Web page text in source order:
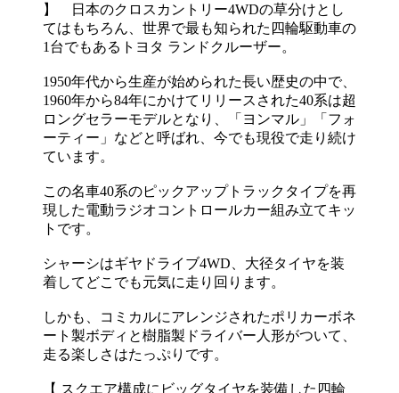
】 日本のクロスカントリー4WDの草分けとし
てはもちろん、世界で最も知られた四輪駆動車の
1台でもあるトヨタ ランドクルーザー。
1950年代から生産が始められた長い歴史の中で、
1960年から84年にかけてリリースされた40系は超
ロングセラーモデルとなり、「ヨンマル」「フォ
ーティー」などと呼ばれ、今でも現役で走り続け
ています。
この名車40系のピックアップトラックタイプを再
現した電動ラジオコントロールカー組み立てキッ
トです。
シャーシはギヤドライブ4WD、大径タイヤを装
着してどこでも元気に走り回ります。
しかも、コミカルにアレンジされたポリカーボネ
ート製ボディと樹脂製ドライバー人形がついて、
走る楽しさはたっぷりです。
【 スクエア構成にビッグタイヤを装備した四輪